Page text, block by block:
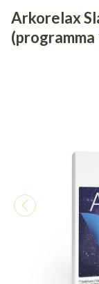
Arkorelax
(programma